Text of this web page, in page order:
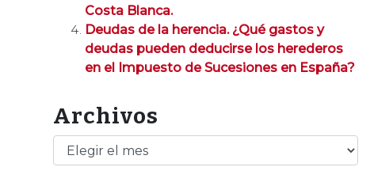
Costa Blanca.
Deudas de la herencia. ¿Qué gastos y
deudas pueden deducirse los herederos
en el Impuesto de Sucesiones en España?
Archivos
Archivos